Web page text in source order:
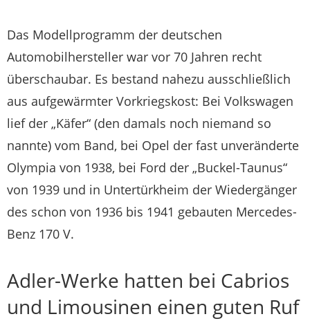
Das Modellprogramm der deutschen
Automobilhersteller war vor 70 Jahren recht
überschaubar. Es bestand nahezu ausschließlich
aus aufgewärmter Vorkriegskost: Bei Volkswagen
lief der „Käfer“ (den damals noch niemand so
nannte) vom Band, bei Opel der fast unveränderte
Olympia von 1938, bei Ford der „Buckel-Taunus“
von 1939 und in Untertürkheim der Wiedergänger
des schon von 1936 bis 1941 gebauten Mercedes-
Benz 170 V.
Adler-Werke hatten bei Cabrios
und Limousinen einen guten Ruf